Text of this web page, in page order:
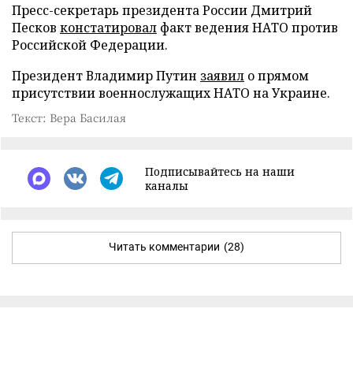
Пресс-секретарь президента России Дмитрий
Песков констатировал факт ведения НАТО против
Российской Федерации.
Президент Владимир Путин заявил о прямом
присутствии военнослужащих НАТО на Украине.
Текст: Вера Басилая
Подписывайтесь на наши
каналы
Читать комментарии (28)